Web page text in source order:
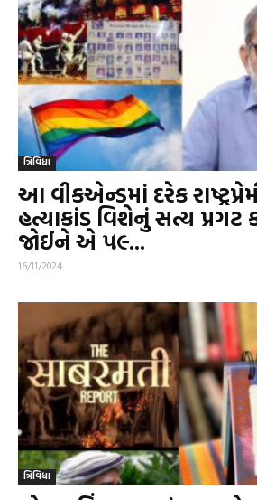
ત્રિવિધા
આ વીકએન્ડમાં દરેક
હત્યાકાંડ વિશેનું સત્ય પ્રગટ
જોઈને એ ૫૯...
16/11/2024
ત્રિવિધા